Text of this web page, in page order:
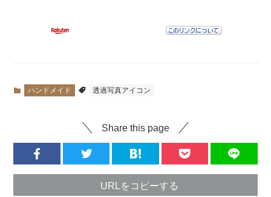
ハンドメイド 透過写真アイコン
Share this page
URLをコピーする